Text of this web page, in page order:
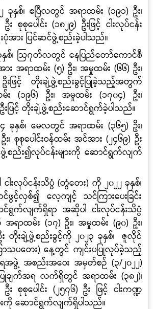
၂ ခုနှစ်၊ ဧပြီလတွင် အရာထမ်း (၁၉၁) ဦး၊
ဦး စုစုပေါင်း(၁၈၂၉) ဦးဖြင့် ငါးလုပ်ငန်း
ပုံအား ပြင်ဆင်ဖွဲ့စည်းခဲ့ပါသည်။
ခုနှစ်၊ ဩဂုတ်လတွင် နေပြည်တော်ကောင်စီ
ား အရာထမ်း (၅) ဦး၊ အမှုထမ်း (၆၆) ဦး၊
ဦးဖြင့် တိုးချဲ့ဖွဲ့စည်းခွင့်ပြုခဲ့သည့်အတွက်
မ်း(၁၉၆) ဦး၊ အမှုထမ်း(၁၇၀၄) ဦး၊
ဦးဖြင့် တိုးချဲ့ဖွဲ့စည်းဆောင်ရွက်ခဲ့ပါသည်။
၄ ခုနှစ်၊ မေလတွင် အရာထမ်း (၃၆၅) ဦး၊
ဦး၊ စုစုပေါင်းဝန်ထမ်း အင်အား( ၂၄၆၉) ဦး
ဖွဲ့စည်း၍လုပ်ငန်းများကို ဆောင်ရွက်လျက်
ငန်းသိပ္ပံ (တွံတေး) ကို ၂၀၂၂ ခုနှစ်၊
င့်လှစ်၍ လေ့ကျင့် သင်ကြားပေးခြင်း
င်ရွက်လျက်ရှိရာ အဆိုပါ ငါးလုပ်ငန်းသိပ္ပံ
ာထမ်း (၁၇) ဦး၊ အမှုထမ်း (၉၀) ဦး၊
ဦး တိုးချဲ့ဖွဲ့စည်းခွင့်ကို ၂၀၂၃ ခုနှစ်၊ ဇူလိုင်
သပတေး) နေ့တွင် ကျင်းပပြုလုပ်ခဲ့သည့်
အဖွဲ့ အစည်းအဝေး အမှတ်စဉ် (၃/၂၀၂၂)
ချက်အရ လက်ရှိတွင် အရာထမ်း (၃၈၂)၊
စုစုပေါင်း (၂၅၇၆) ဦး ဖြင့် ငါးကဏ္ဍ
းကို ဆောင်ရွက်လျက်ရှိပါသည်။